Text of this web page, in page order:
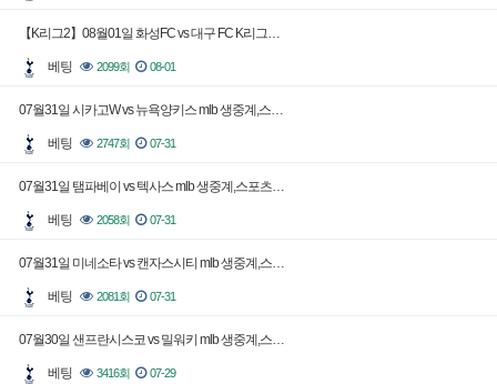
【K리그2】08월01일 화성FC vs 대구 FC K리그…
베팅 2099회 08-01
07월31일 시카고W vs 뉴욕양키스 mlb 생중계,스…
베팅 2747회 07-31
07월31일 탬파베이 vs 텍사스 mlb 생중계,스포츠…
베팅 2058회 07-31
07월31일 미네소타 vs 캔자스시티 mlb 생중계,스…
베팅 2081회 07-31
07월30일 샌프란시스코 vs 밀워키 mlb 생중계,스…
베팅 3416회 07-29